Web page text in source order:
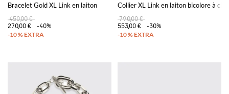
Bracelet Gold XL Link en laiton
450,00 €
270,00 €
-40%
Collier XL Link en laiton bicolore à
790,00 €
553,00 €
-30%